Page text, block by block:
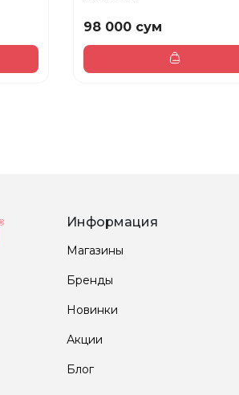
98 000 сум
Информация
Магазины
Бренды
Новинки
Акции
Блог